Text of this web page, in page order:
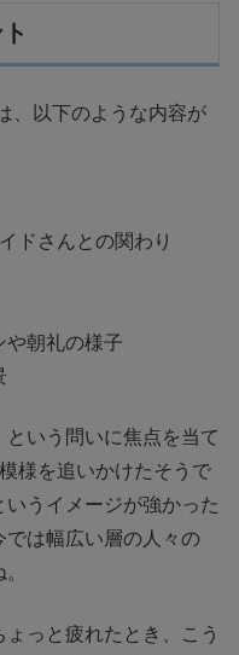
、以下のような内容が
ドさんとの関わり
や朝礼の様子
いう問いに焦点を当て
様を追いかけたそうで
うイメージが強かった
は幅広い層の人々の
っと疲れたとき、こう